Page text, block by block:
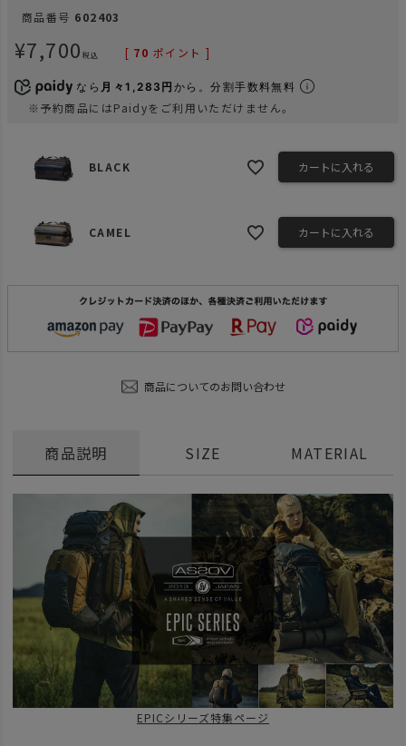
商品番号 602403
¥7,700 税込 [ 70 ポイント ]
なら 月々1,283円 から。分割手数料無料
※予約商品にはPaidyをご利用いただけません。
BLACK カートに入れる
CAMEL カートに入れる
商品についてのお問い合わせ
商品説明
EPICシリーズ特集ページ
SIZE MATERIAL